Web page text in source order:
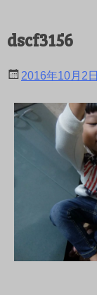
dscf3156
2016年10月2日